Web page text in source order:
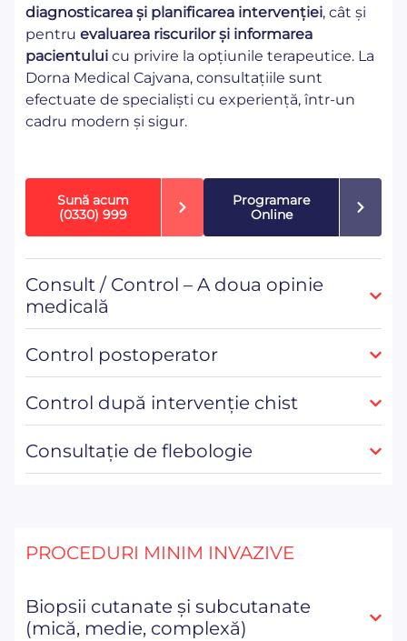
diagnosticarea și planificarea intervenției, cât și
pentru evaluarea riscurilor și informarea
pacientului cu privire la opțiunile terapeutice. La
Dorna Medical Cajvana, consultațiile sunt
efectuate de specialiști cu experiență, într-un
cadru modern și sigur.
Sună acum
(0330) 999
Programare
Online
Consult / Control – A doua opinie
medicală
Control postoperator
Control după intervenție chist
Consultație de flebologie
PROCEDURI MINIM INVAZIVE
Biopsii cutanate și subcutanate
(mică, medie, complexă)